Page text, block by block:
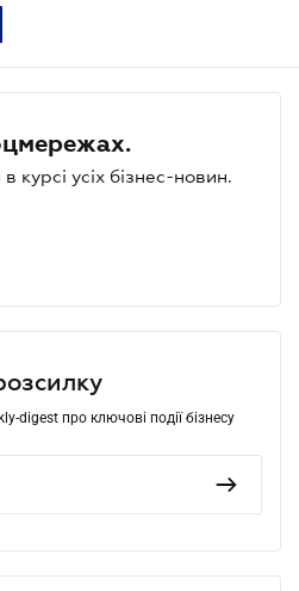
курсі усіх бізнес-новин.
digest про ключові події бізнесу